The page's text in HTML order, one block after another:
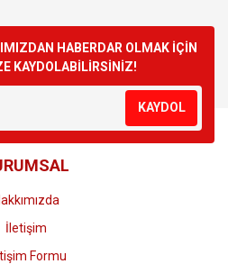
Yorum Yaz
ederiz.
veya görüntülenemiyor.
bilgiler bulunuyor.
bulunuyor.
daha pahalı.
HABERDAR OLMAK İÇİN
KAYDOLABİLİRSİNİZ!
KAYDOL
İletişim
Formu